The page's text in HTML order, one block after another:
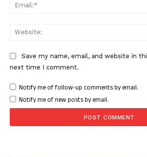
Save my name, email, and website in
next time I comment.
Notify me of follow-up comments by email.
Notify me of new posts by email.